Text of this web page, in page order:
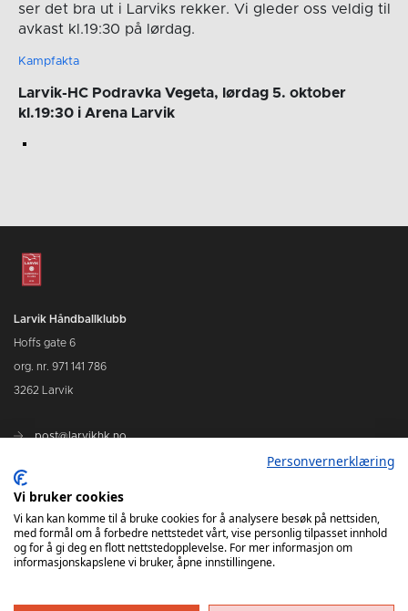
ser det bra ut i Larviks rekker. Vi gleder oss veldig til
avkast kl.19:30 på lørdag.
Kampfakta
Larvik-HC Podravka Vegeta, lørdag 5. oktober
kl.19:30 i Arena Larvik
Larvik Håndballklubb
Hoffs gate 6
org. nr. 971 141 786
3262 Larvik
post@larvikhk.no
Personvernerklæring
Vi bruker cookies
Vi kan kan komme til å bruke cookies for å analysere besøk på nettsiden,
med formål om å forbedre nettstedet vårt, vise personlig tilpasset innhold
og for å gi deg en flott nettstedopplevelse. For mer informasjon om
informasjonskapslene vi bruker, åpne innstillingene.